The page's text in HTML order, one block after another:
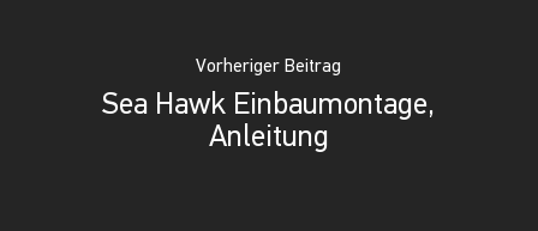
Vorheriger Beitrag
Sea Hawk Einbaumontage,
Anleitung